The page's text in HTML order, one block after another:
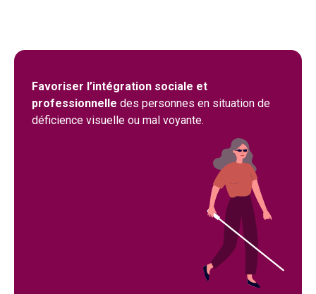
Favoriser l’intégration sociale et
professionnelle des personnes en situation de
déficience visuelle ou mal voyante.